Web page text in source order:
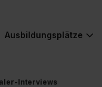
Ausbildungsplätze
Interviews